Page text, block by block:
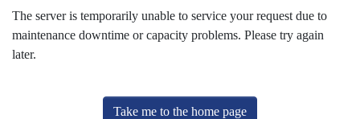
The server is temporarily unable to service your request due to
maintenance downtime or capacity problems. Please try again
later.
Take me to the home page